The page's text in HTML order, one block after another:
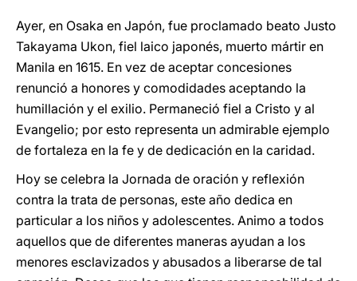
Ayer, en Osaka en Japón, fue proclamado beato Justo
Takayama Ukon, fiel laico japonés, muerto mártir en
Manila en 1615. En vez de aceptar concesiones
renunció a honores y comodidades aceptando la
humillación y el exilio. Permaneció fiel a Cristo y al
Evangelio; por esto representa un admirable ejemplo
de fortaleza en la fe y de dedicación en la caridad.
Hoy se celebra la Jornada de oración y reflexión
contra la trata de personas, este año dedica en
particular a los niños y adolescentes. Animo a todos
aquellos que de diferentes maneras ayudan a los
menores esclavizados y abusados a liberarse de tal